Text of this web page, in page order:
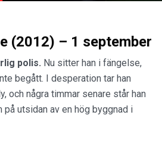
(2012) – 1 september
polis. Nu sitter han i fängelse,
begått. I desperation tar han
och några timmar senare står han
på utsidan av en hög byggnad i